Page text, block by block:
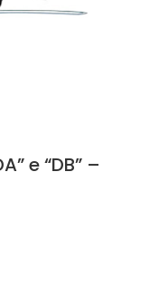
e “DB” –